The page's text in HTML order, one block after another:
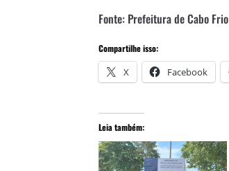
Fonte: Prefeitura de Cabo Frio
Compartilhe isso:
X Facebook
Leia também: